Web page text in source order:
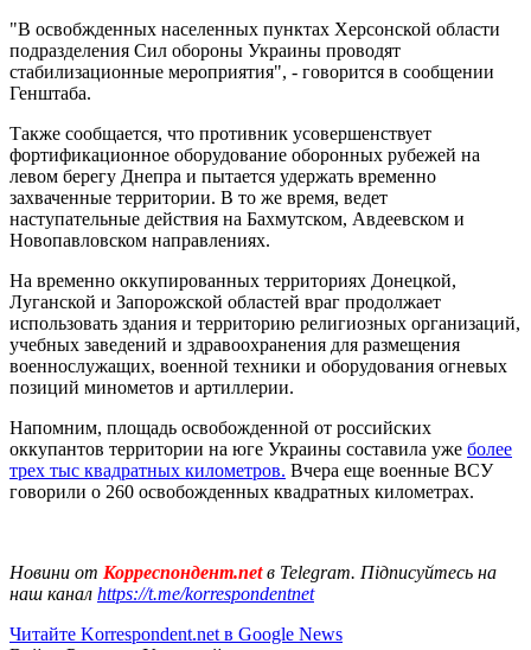
"В освобжденных населенных пунктах Херсонской области
подразделения Сил обороны Украины проводят
стабилизационные мероприятия", - говорится в сообщении
Генштаба.
Также сообщается, что противник усовершенствует
фортификационное оборудование оборонных рубежей на
левом берегу Днепра и пытается удержать временно
захваченные территории. В то же время, ведет
наступательные действия на Бахмутском, Авдеевском и
Новопавловском направлениях.
На временно оккупированных территориях Донецкой,
Луганской и Запорожской областей враг продолжает
использовать здания и территорию религиозных организаций,
учебных заведений и здравоохранения для размещения
военнослужащих, военной техники и оборудования огневых
позиций минометов и артиллерии.
Напомним, площадь освобожденной от российских
оккупантов территории на юге Украины составила уже более
трех тыс квадратных километров. Вчера еще военные ВСУ
говорили о 260 освобожденных квадратных километрах.
Новини от Корреспондент.netв Telegram. Підписуйтесь на
наш канал https://t.me/korrespondentnet
Читайте Korrespondent.net в Google News